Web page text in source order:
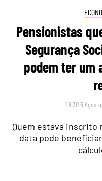
Pensionistas
Segurança
podem ter um
18:30 5
Quem estava inscrito
data pode